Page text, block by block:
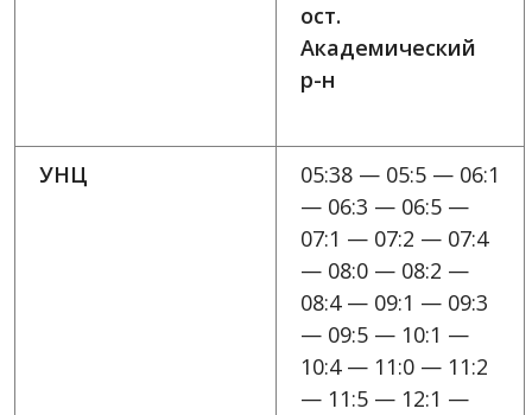
ост.
Академический
р-н
УНЦ
05:38 — 05:5 — 06:1
— 06:3 — 06:5 —
07:1 — 07:2 — 07:4
— 08:0 — 08:2 —
08:4 — 09:1 — 09:3
— 09:5 — 10:1 —
10:4 — 11:0 — 11:2
— 11:5 — 12:1 —